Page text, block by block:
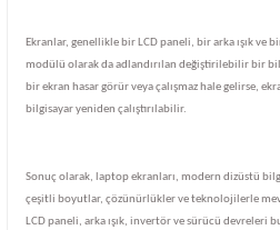
Ekranlar, genellikle bir LCD paneli, bir arka ışık ve
modülü olarak da adlandırılan değiştirilebilir bir
bir ekran hasar görür veya çalışmaz hale gelirse,
bilgisayar yeniden çalıştırılabilir.
Sonuç olarak, laptop ekranları, modern dizüstü
çeşitli boyutlar, çözünürlükler ve teknolojilerle
LCD paneli, arka ışık, invertör ve sürücü devreleri